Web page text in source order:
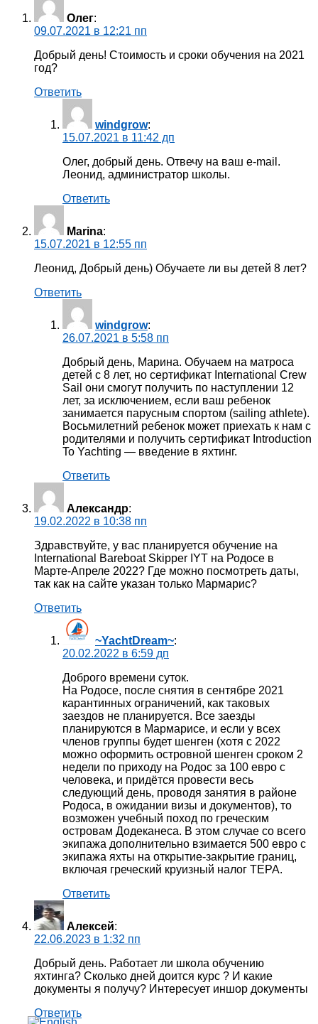
Олег:
09.07.2021 в 12:21 пп
Добрый день! Стоимость и сроки обучения на 2021
год?
Ответить
windgrow:
15.07.2021 в 11:42 дп
Олег, добрый день. Отвечу на ваш e-mail.
Леонид, администратор школы.
Ответить
Marina:
15.07.2021 в 12:55 пп
Леонид, Добрый день) Обучаете ли вы детей 8 лет?
Ответить
windgrow:
26.07.2021 в 5:58 пп
Добрый день, Марина. Обучаем на матроса
детей с 8 лет, но сертификат International Crew
Sail они смогут получить по наступлении 12
лет, за исключением, если ваш ребенок
занимается парусным спортом (sailing athlete).
Восьмилетний ребенок может приехать к нам с
родителями и получить сертификат Introduction
To Yachting — введение в яхтинг.
Ответить
Александр:
19.02.2022 в 10:38 пп
Здравствуйте, у вас планируется обучение на
International Bareboat Skipper IYT на Родосе в
Марте-Апреле 2022? Где можно посмотреть даты,
так как на сайте указан только Мармарис?
Ответить
~YachtDream~:
20.02.2022 в 6:59 дп
Доброго времени суток.
На Родосе, после снятия в сентябре 2021
карантинных ограничений, как таковых
заездов не планируется. Все заезды
планируются в Мармарисе, и если у всех
членов группы будет шенген (хотя с 2022
можно оформить островной шенген сроком 2
недели по приходу на Родос за 100 евро с
человека, и придётся провести весь
следующий день, проводя занятия в районе
Родоса, в ожидании визы и документов), то
возможен учебный поход по греческим
островам Додеканеса. В этом случае со всего
экипажа дополнительно взимается 500 евро с
экипажа яхты на открытие-закрытие границ,
включая греческий круизный налог TEPA.
Ответить
Алексей:
22.06.2023 в 1:32 пп
Добрый день. Работает ли школа обучению
яхтинга? Сколько дней доится курс ? И какие
документы я получу? Интересует иншор документы
Ответить